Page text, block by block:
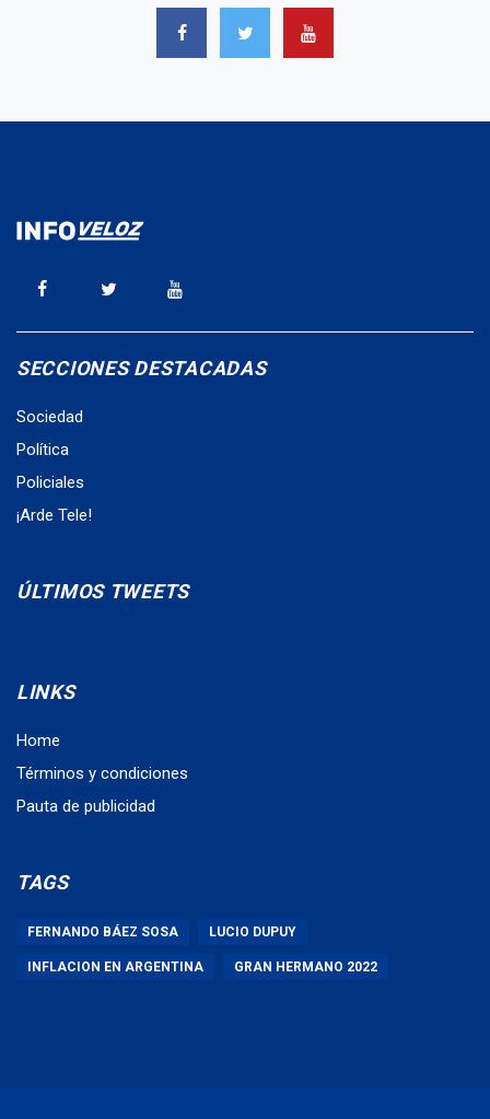
SECCIONES DESTACADAS
Sociedad
Política
Policiales
¡Arde Tele!
ÚLTIMOS TWEETS
LINKS
Home
Términos y condiciones
Pauta de publicidad
TAGS
FERNANDO BÁEZ SOSA LUCIO DUPUY
INFLACION EN ARGENTINA GRAN HERMANO 2022